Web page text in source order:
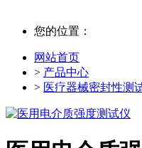
您的位置：
网站首页
> 产品中心
> 医疗器械密封性测